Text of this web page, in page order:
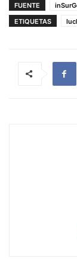
FUENTE
ETIQUETAS